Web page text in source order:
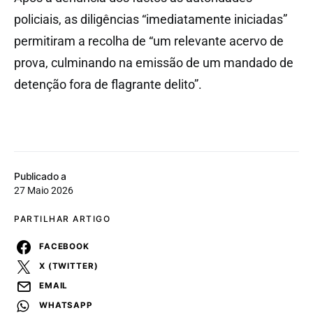
Publicado a
27 Maio 2026
PARTILHAR ARTIGO
FACEBOOK
X (TWITTER)
EMAIL
WHATSAPP
policiais, as diligências “imediatamente iniciadas”
permitiram a recolha de “um relevante acervo de
prova, culminando na emissão de um mandado de
detenção fora de flagrante delito”.